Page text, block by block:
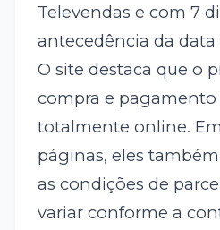
Televendas e com 7
antecedência da
O site destaca que o
compra e pagamento
totalmente online.
páginas, eles
as condições de
variar conforme a